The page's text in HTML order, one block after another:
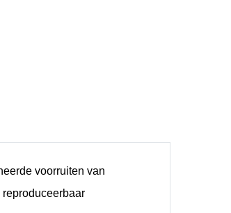
voorruiten van